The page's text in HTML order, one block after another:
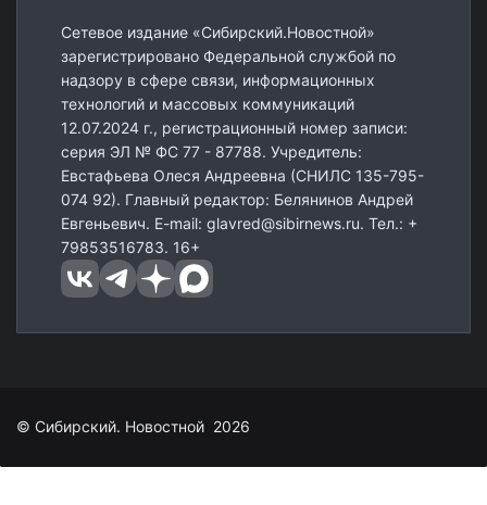
Сетевое издание «Сибирский.Новостной»
зарегистрировано Федеральной службой по
надзору в сфере связи, информационных
технологий и массовых коммуникаций
12.07.2024 г., регистрационный номер записи:
серия ЭЛ № ФС 77 - 87788. Учредитель:
Евстафьева Олеся Андреевна (СНИЛС 135-795-
074 92). Главный редактор: Белянинов Андрей
Евгеньевич. E-mail: glavred@sibirnews.ru. Тел.: +
79853516783. 16+
© Сибирский. Новостной 2026